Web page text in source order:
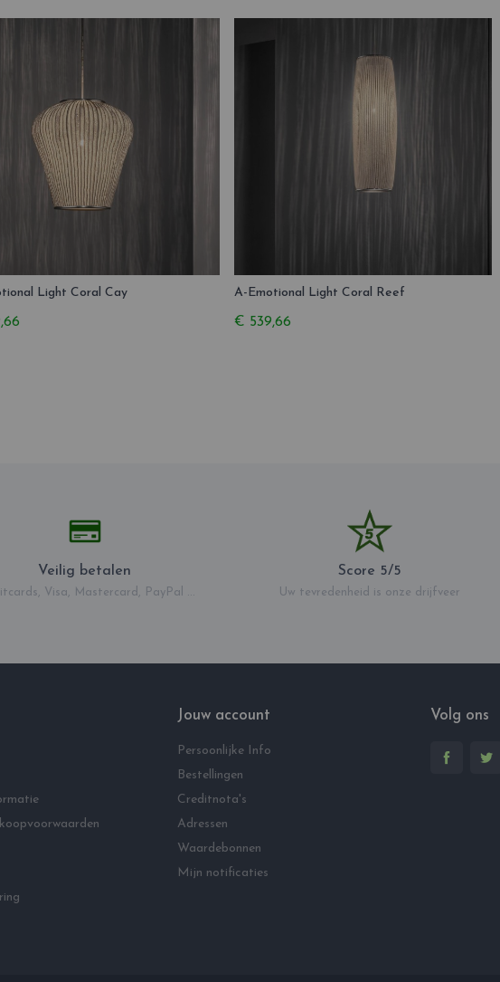
Light Coral Cay A-Emotional Light Coral Reef
€ 539,66
Veilig betalen
Visa, Mastercard, PayPal ...
Score 5/5
Uw tevredenheid is onze drijfveer
Jouw account
Persoonlijke Info
Bestellingen
Creditnota's
Adressen
Waardebonnen
Mijn notificaties
Volg ons